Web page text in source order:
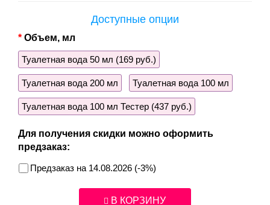
Доступные опции
Объем, мл
Туалетная вода 50 мл (169 руб.)
Туалетная вода 200 мл Туалетная вода 100 мл
Туалетная вода 100 мл Тестер (437 руб.)
Для получения скидки можно оформить
предзаказ:
Предзаказ на 14.08.2026 (-3%)
В КОРЗИНУ